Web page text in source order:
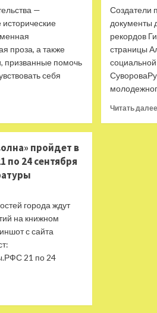
—
проза, а также
призванные помочь
себя
Создатели
документы
рекордов
страницы
Читать далее
пройдет в
по 24 сентября
города ждут
на книжном
с сайта
21 по 24